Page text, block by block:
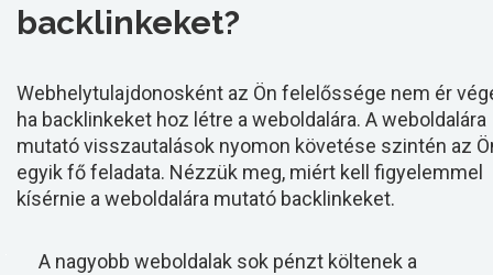
backlinkeket?
Webhelytulajdonosként az Ön felelőssége nem ér
ha backlinkeket hoz létre a weboldalára. A weboldalára
mutató visszautalások nyomon követése szintén az
egyik fő feladata. Nézzük meg, miért kell figyelemmel
kísérnie a weboldalára mutató backlinkeket.
A nagyobb weboldalak sok pénzt költenek a